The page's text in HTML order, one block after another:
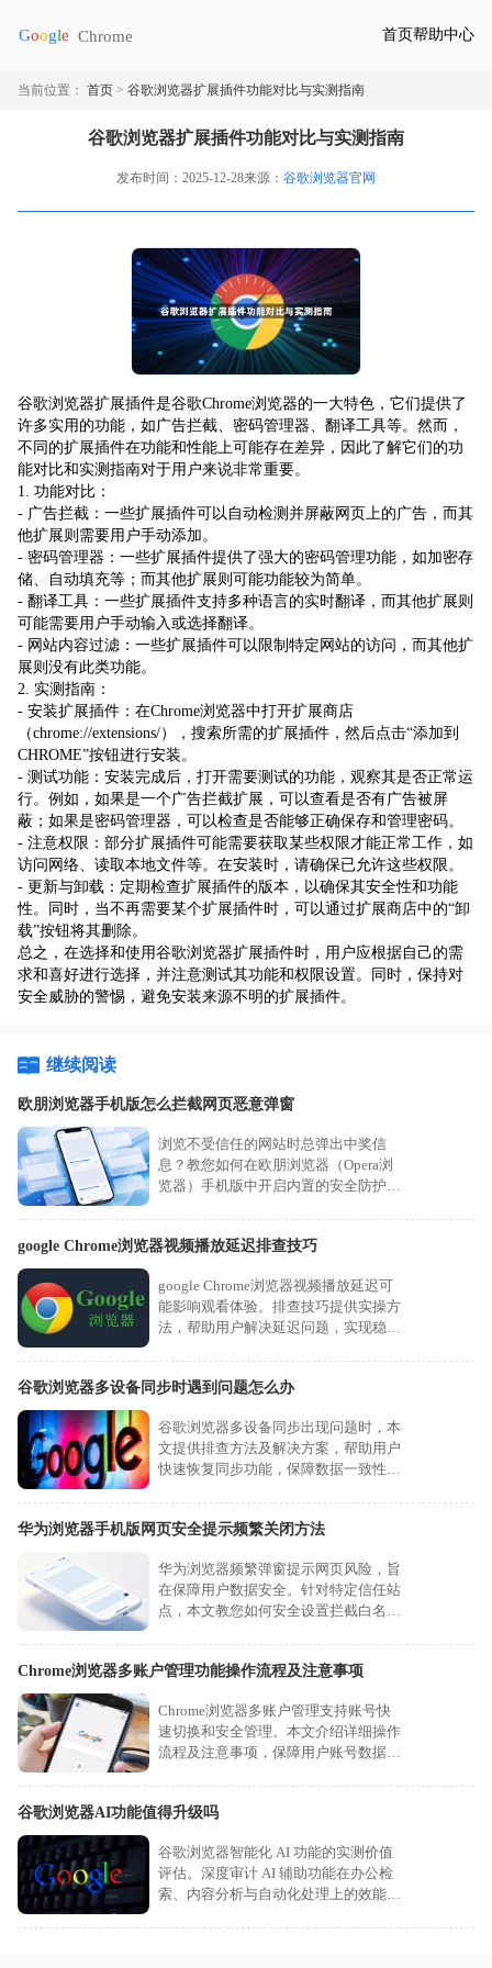
首页帮助中心
当前位置： 首页 > 谷歌浏览器扩展插件功能对比与实测指南
谷歌浏览器扩展插件功能对比与实测指南
发布时间：2025-12-28来源： 谷歌浏览器官网
谷歌浏览器扩展插件是谷歌Chrome浏览器的一大特色，它们提供了
许多实用的功能，如广告拦截、密码管理器、翻译工具等。然而，
不同的扩展插件在功能和性能上可能存在差异，因此了解它们的功
能对比和实测指南对于用户来说非常重要。
1. 功能对比：
- 广告拦截：一些扩展插件可以自动检测并屏蔽网页上的广告，而其
他扩展则需要用户手动添加。
- 密码管理器：一些扩展插件提供了强大的密码管理功能，如加密存
储、自动填充等；而其他扩展则可能功能较为简单。
- 翻译工具：一些扩展插件支持多种语言的实时翻译，而其他扩展则
可能需要用户手动输入或选择翻译。
- 网站内容过滤：一些扩展插件可以限制特定网站的访问，而其他扩
展则没有此类功能。
2. 实测指南：
- 安装扩展插件：在Chrome浏览器中打开扩展商店
（chrome://extensions/），搜索所需的扩展插件，然后点击“添加到
CHROME”按钮进行安装。
- 测试功能：安装完成后，打开需要测试的功能，观察其是否正常运
行。例如，如果是一个广告拦截扩展，可以查看是否有广告被屏
蔽；如果是密码管理器，可以检查是否能够正确保存和管理密码。
- 注意权限：部分扩展插件可能需要获取某些权限才能正常工作，如
访问网络、读取本地文件等。在安装时，请确保已允许这些权限。
- 更新与卸载：定期检查扩展插件的版本，以确保其安全性和功能
性。同时，当不再需要某个扩展插件时，可以通过扩展商店中的“卸
载”按钮将其删除。
总之，在选择和使用谷歌浏览器扩展插件时，用户应根据自己的需
求和喜好进行选择，并注意测试其功能和权限设置。同时，保持对
安全威胁的警惕，避免安装来源不明的扩展插件。
继续阅读
欧朋浏览器手机版怎么拦截网页恶意弹窗
浏览不受信任的网站时总弹出中奖信
息？教您如何在欧朋浏览器（Opera浏
览器）手机版中开启内置的安全防护机
google Chrome浏览器视频播放延迟排查技巧
google Chrome浏览器视频播放延迟可
能影响观看体验。排查技巧提供实操方
法，帮助用户解决延迟问题，实现稳定
谷歌浏览器多设备同步时遇到问题怎么办
谷歌浏览器多设备同步出现问题时，本
文提供排查方法及解决方案，帮助用户
快速恢复同步功能，保障数据一致性与
华为浏览器手机版网页安全提示频繁关闭方法
华为浏览器频繁弹窗提示网页风险，旨
在保障用户数据安全。针对特定信任站
点，本文教您如何安全设置拦截白名
Chrome浏览器多账户管理功能操作流程及注意事项
Chrome浏览器多账户管理支持账号快
速切换和安全管理。本文介绍详细操作
流程及注意事项，保障用户账号数据安
谷歌浏览器AI功能值得升级吗
谷歌浏览器智能化 AI 功能的实测价值
评估。深度审计 AI 辅助功能在办公检
索、内容分析与自动化处理上的效能表